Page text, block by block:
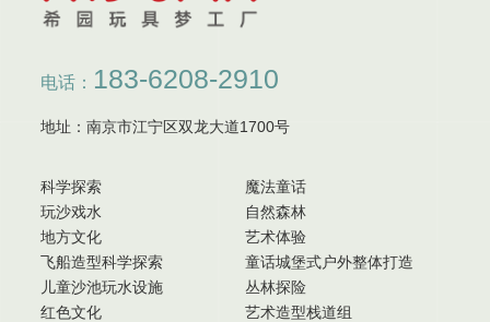
电话： 183-6208-2910
地址：南京市江宁区双龙大道1700号
科学探索
魔法童话
玩沙戏水
自然森林
地方文化
艺术体验
飞船造型科学探索
童话城堡式户外整体打造
儿童沙池玩水设施
丛林探险
红色文化
艺术造型栈道组